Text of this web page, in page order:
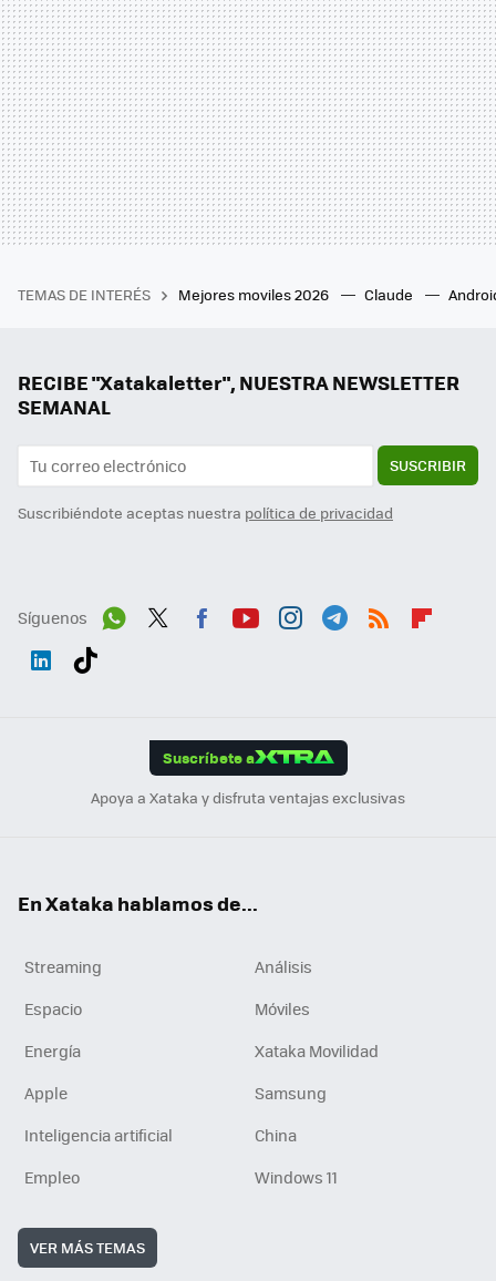
TEMAS DE INTERÉS Mejores moviles 2026 Claude
RECIBE "Xatakaletter", NUESTRA NEWSLETTER
SEMANAL
SUSCRIBIR
Suscribiéndote aceptas nuestra política de privacidad
Síguenos
Suscríbete a
Apoya a Xataka y disfruta ventajas exclusivas
En Xataka hablamos de...
Streaming
Análisis
Espacio
Móviles
Energía
Xataka Movilidad
Apple
Samsung
Inteligencia artificial
China
Empleo
Windows 11
VER MÁS TEMAS